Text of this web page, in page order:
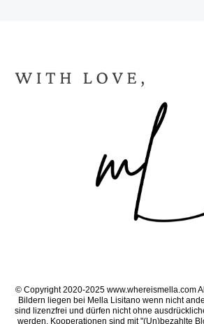
© Copyright 2020-2025 www.whereismella.com
Bildern liegen bei Mella Lisitano wenn nicht
sind lizenzfrei und dürfen nicht ohne
werden. Kooperationen sind mit "(Un)bezahlte